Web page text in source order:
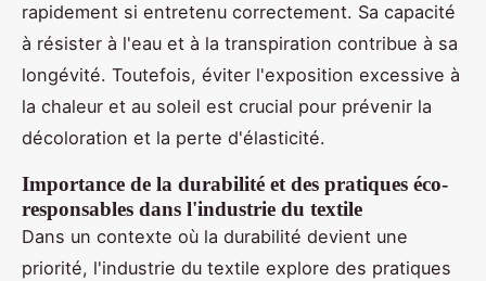
rapidement si entretenu correctement. Sa capacité
à résister à l'eau et à la transpiration contribue à sa
longévité. Toutefois, éviter l'exposition excessive à
la chaleur et au soleil est crucial pour prévenir la
décoloration et la perte d'élasticité.
Importance de la durabilité et des pratiques éco-
responsables dans l'industrie du textile
Dans un contexte où la durabilité devient une
priorité, l'industrie du textile explore des pratiques